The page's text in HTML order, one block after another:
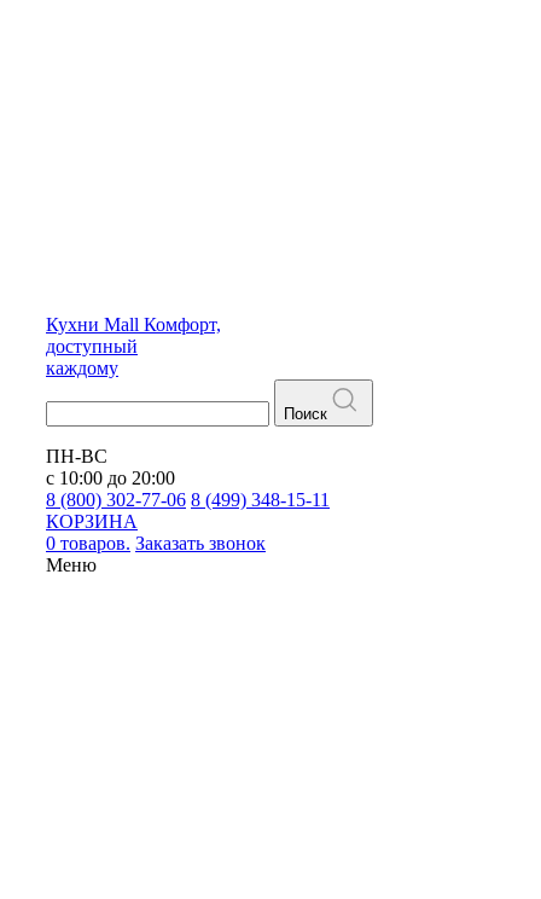
Кухни Mall Комфорт,
доступный
каждому
Поиск
ПН-ВС
с 10:00 до 20:00
8 (800) 302-77-06 8 (499) 348-15-11
КОРЗИНА
0 товаров. Заказать звонок
Меню